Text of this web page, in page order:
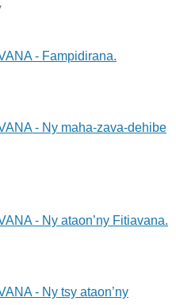
- Fampidirana.
- Ny maha-zava-dehibe
- Ny ataon’ny Fitiavana.
- Ny tsy ataon’ny